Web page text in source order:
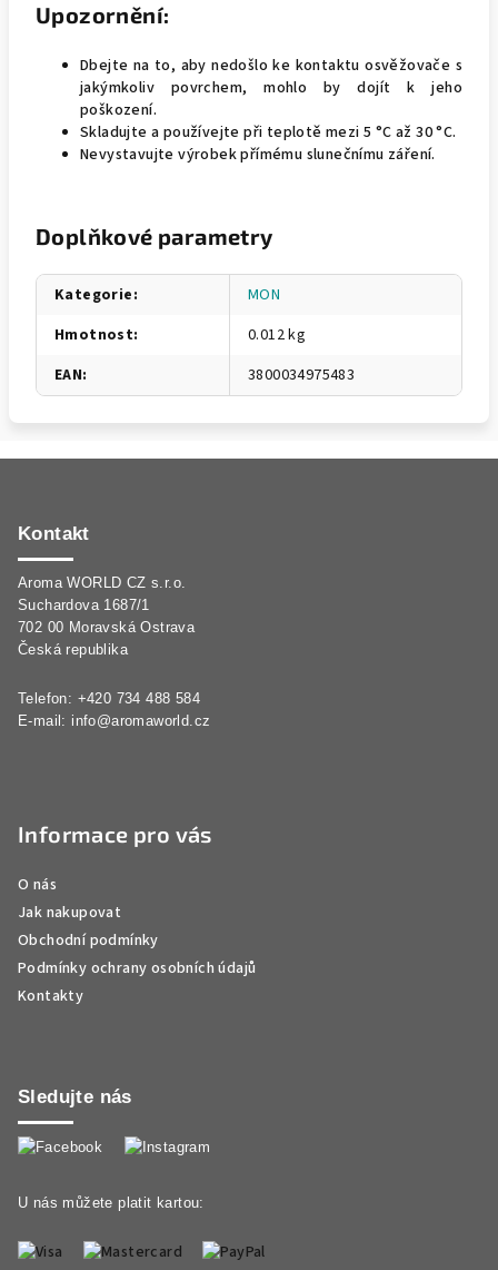
Upozornění:
Dbejte na to, aby nedošlo ke kontaktu osvěžovače s
jakýmkoliv povrchem, mohlo by dojít k jeho
poškození.
Skladujte a používejte při teplotě mezi 5 °C až 30 °C.
Nevystavujte výrobek přímému slunečnímu záření.
Doplňkové parametry
Kategorie:
MON
Hmotnost:
0.012 kg
EAN: 3800034975483
Kontakt
Aroma WORLD CZ s.r.o.
Suchardova 1687/1
702 00 Moravská Ostrava
Česká republika
Telefon: +420 734 488 584
E-mail: info@aromaworld.cz
Informace pro vás
O nás
Jak nakupovat
Obchodní podmínky
Podmínky ochrany osobních údajů
Kontakty
Sledujte nás
U nás můžete platit kartou: